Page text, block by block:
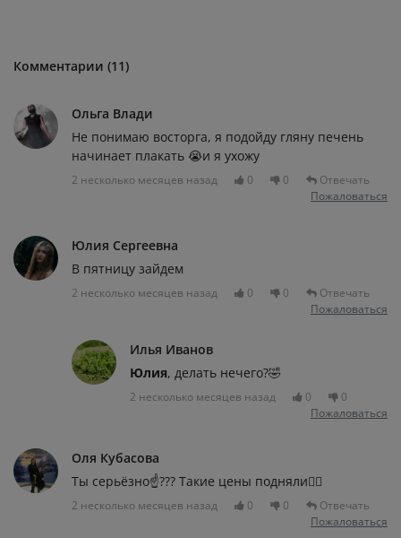
Комментарии (11)
Ольга Влади
Не понимаю восторга, я подойду гляну печень
начинает плакать 😭и я ухожу
2 несколько месяцев назад 0 0
Отвечать
Пожаловаться
Юлия Сергеевна
В пятницу зайдем
2 несколько месяцев назад 0 0
Отвечать
Пожаловаться
Илья Иванов
Юлия, делать нечего?🤣
2 несколько месяцев назад 0
0
Пожаловаться
Оля Кубасова
Ты серьёзно☝️??? Такие цены подняли🤦‍♀️
2 несколько месяцев назад 0 0
Отвечать
Пожаловаться